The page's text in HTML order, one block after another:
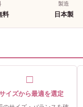
料
製造
日本製
□
イズから最適を選定